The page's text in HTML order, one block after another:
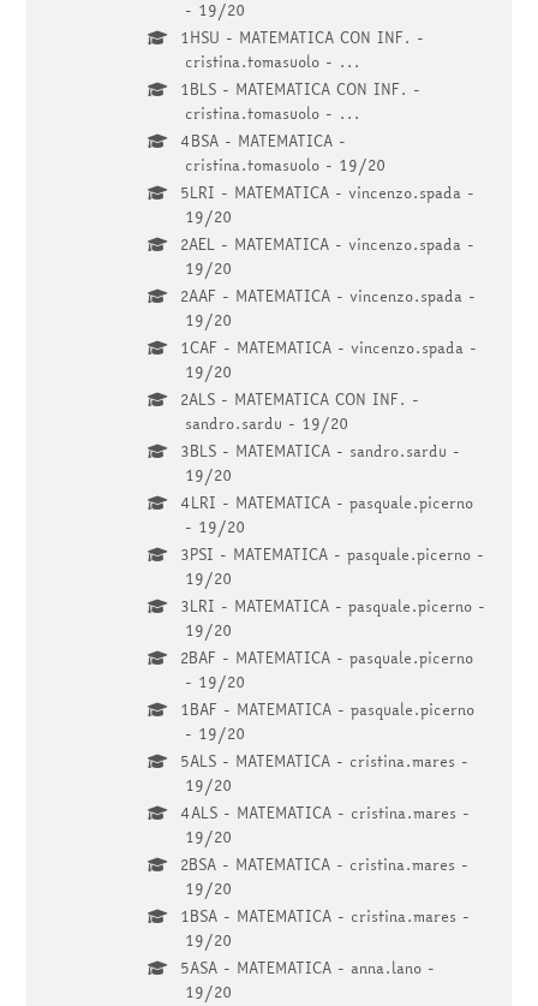
- 19/20
1HSU - MATEMATICA CON INF. -
cristina.tomasuolo - ...
1BLS - MATEMATICA CON INF. -
cristina.tomasuolo - ...
4BSA - MATEMATICA -
cristina.tomasuolo - 19/20
5LRI - MATEMATICA - vincenzo.spada -
19/20
2AEL - MATEMATICA - vincenzo.spada -
19/20
2AAF - MATEMATICA - vincenzo.spada -
19/20
1CAF - MATEMATICA - vincenzo.spada -
19/20
2ALS - MATEMATICA CON INF. -
sandro.sardu - 19/20
3BLS - MATEMATICA - sandro.sardu -
19/20
4LRI - MATEMATICA - pasquale.picerno
- 19/20
3PSI - MATEMATICA - pasquale.picerno -
19/20
3LRI - MATEMATICA - pasquale.picerno -
19/20
2BAF - MATEMATICA - pasquale.picerno
- 19/20
1BAF - MATEMATICA - pasquale.picerno
- 19/20
5ALS - MATEMATICA - cristina.mares -
19/20
4ALS - MATEMATICA - cristina.mares -
19/20
2BSA - MATEMATICA - cristina.mares -
19/20
1BSA - MATEMATICA - cristina.mares -
19/20
5ASA - MATEMATICA - anna.lano -
19/20